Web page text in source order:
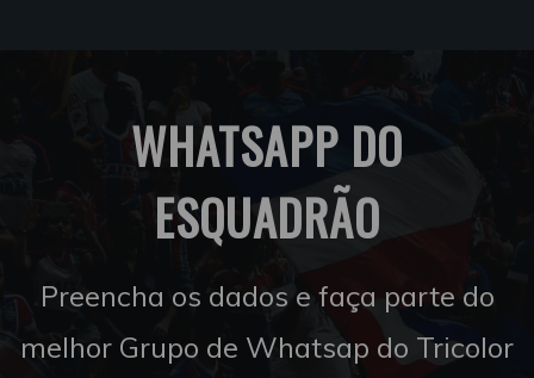
WHATSAPP DO
ESQUADRÃO
Preencha os dados e faça parte do
melhor Grupo de Whatsap do Tricolor